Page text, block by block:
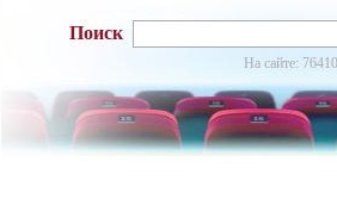
Поиск
На сайте: